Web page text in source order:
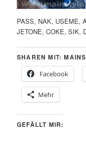
PASS, NAK, USEME,
JETONE, COKE, SIK,
SHAREN MIT:
Facebook
Mehr
GEFÄLLT MIR: